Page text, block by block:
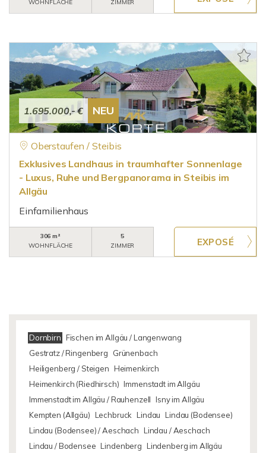
WOHNFLÄCHE ZIMMER
1.695.000,- € NEU
Oberstaufen / Steibis
Exklusives Landhaus in traumhafter Sonnenlage
- Luxus, Ruhe und Bergpanorama in Steibis im
Allgäu
Einfamilienhaus
306 m²
WOHNFLÄCHE
5
ZIMMER
Dornbirn Fischen im Allgäu / Langenwang
Gestratz / Ringenberg
Grünenbach
Heiligenberg / Steigen Heimenkirch
Heimenkirch (Riedhirsch) Immenstadt im Allgäu
Immenstadt im Allgäu / Rauhenzell Isny im Allgäu
Kempten (Allgäu) Lechbruck Lindau Lindau (Bodensee)
Lindau (Bodensee) / Aeschach Lindau / Aeschach
Lindau / Bodensee Lindenberg Lindenberg im Allgäu